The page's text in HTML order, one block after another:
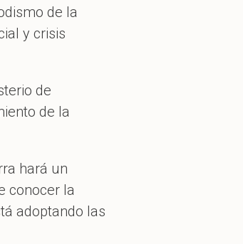
de la
y crisis
de
de la
hará un
conocer la
adoptando las